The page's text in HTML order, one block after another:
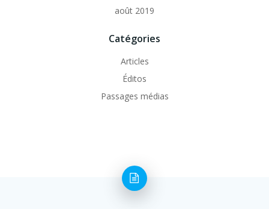
août 2019
Catégories
Articles
Éditos
Passages médias